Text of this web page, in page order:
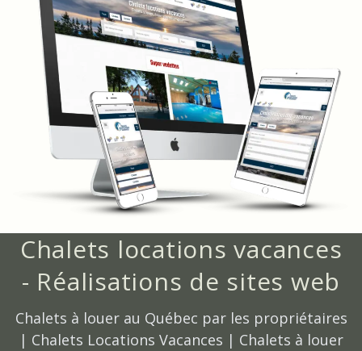
Chalets locations vacances
- Réalisations de sites web
Chalets à louer au Québec par les propriétaires
| Chalets Locations Vacances | Chalets à louer